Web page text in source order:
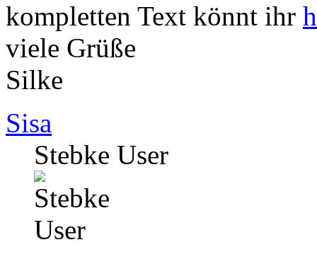
kompletten Text könnt ihr
viele Grüße
Silke
Sisa
Stebke User